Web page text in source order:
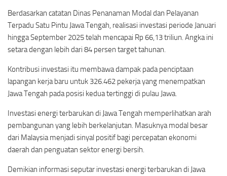
Berdasarkan catatan Dinas Penanaman Modal dan Pelayanan
Terpadu Satu Pintu Jawa Tengah, realisasi investasi periode Januari
hingga September 2025 telah mencapai Rp 66,13 triliun. Angka ini
setara dengan lebih dari 84 persen target tahunan.
Kontribusi investasi itu membawa dampak pada penciptaan
lapangan kerja baru untuk 326.462 pekerja yang menempatkan
Jawa Tengah pada posisi kedua tertinggi di pulau Jawa.
Investasi energi terbarukan di Jawa Tengah memperlihatkan arah
pembangunan yang lebih berkelanjutan. Masuknya modal besar
dari Malaysia menjadi sinyal positif bagi percepatan ekonomi
daerah dan penguatan sektor energi bersih.
Demikian informasi seputar investasi energi terbarukan di Jawa